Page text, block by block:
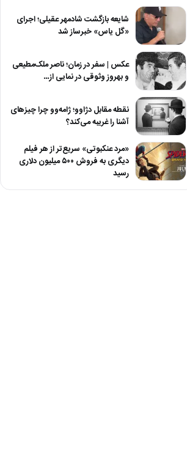
شایعه بازگشت شادمهر عقیلی؛ اجرای
«گل یاس» خبرساز شد
عکس | سفر در زمان؛ ناصر ملک‌مطیعی
و بهروز وثوقی در نمایی از…
نقطه مقابل دژاوو؛ ژامه‌وو چرا چیزهای
آشنا را غریبه می‌کند؟
«مرد عنکبوتی» سریع‌تر از هر فیلم
دیگری به فروش ۵۰۰ میلیون دلاری
رسید